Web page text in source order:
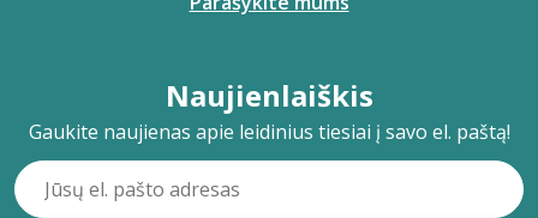
Naujienlaiškis
Gaukite naujienas apie leidinius tiesiai į savo el. paštą!